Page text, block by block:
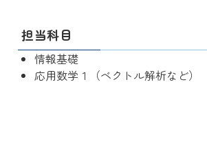
担当科目
情報基礎
応用数学１（ベクトル解析など）